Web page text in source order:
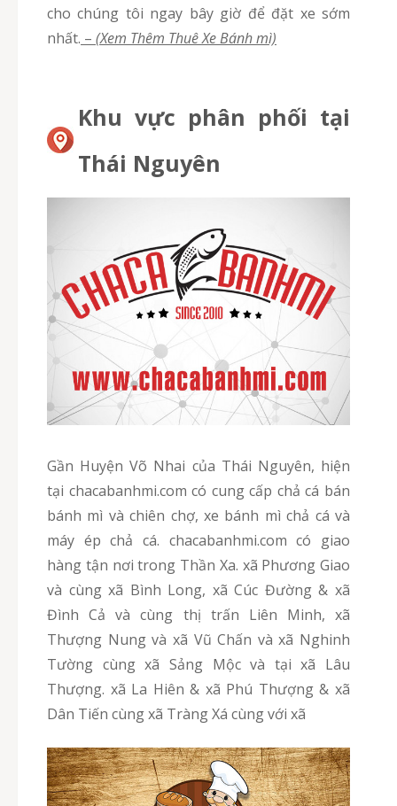
cho chúng tôi ngay bây giờ để đặt xe sớm
nhất. – (Xem Thêm Thuê Xe Bánh mì)
Khu vực phân phối tại
Thái Nguyên
Gần Huyện Võ Nhai của Thái Nguyên, hiện
tại chacabanhmi.com có cung cấp chả cá bán
bánh mì và chiên chợ, xe bánh mì chả cá và
máy ép chả cá. chacabanhmi.com có giao
hàng tận nơi trong Thần Xa. xã Phương Giao
và cùng xã Bình Long, xã Cúc Đường & xã
Đình Cả và cùng thị trấn Liên Minh, xã
Thượng Nung và xã Vũ Chấn và xã Nghinh
Tường cùng xã Sảng Mộc và tại xã Lâu
Thượng. xã La Hiên & xã Phú Thượng & xã
Dân Tiến cùng xã Tràng Xá cùng với xã